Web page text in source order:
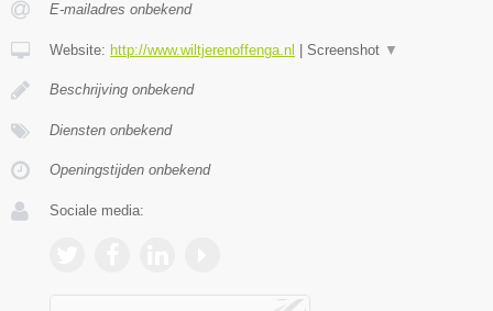
E-mailadres onbekend
Website: http://www.wiltjerenoffenga.nl Screenshot ▼
Beschrijving onbekend
Diensten onbekend
Openingstijden onbekend
Sociale media: